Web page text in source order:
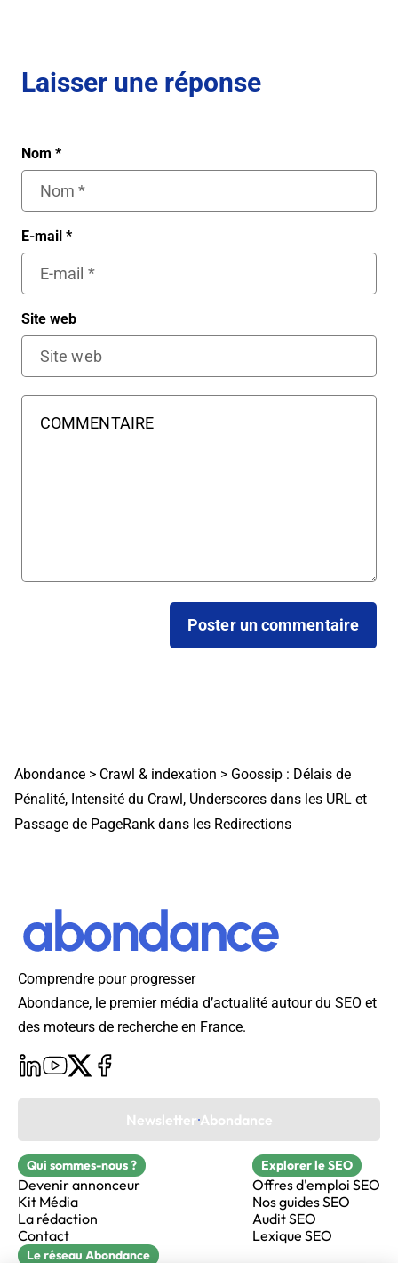
Laisser une réponse
Nom *
E-mail *
Site web
Abondance > Crawl & indexation > Goossip : Délais de
Pénalité, Intensité du Crawl, Underscores dans les URL et
Passage de PageRank dans les Redirections
Comprendre pour progresser
Abondance, le premier média d’actualité autour du SEO et
des moteurs de recherche en France.
Newsletter Abondance
Qui sommes-nous ?
Devenir annonceur
Kit Média
La rédaction
Contact
Explorer le SEO
Offres d'emploi SEO
Nos guides SEO
Audit SEO
Lexique SEO
Le réseau Abondance